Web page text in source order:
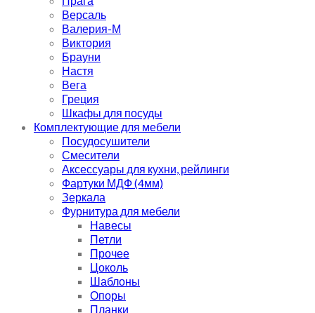
Версаль
Валерия-М
Виктория
Брауни
Настя
Вега
Греция
Шкафы для посуды
Комплектующие для мебели
Посудосушители
Смесители
Аксессуары для кухни, рейлинги
Фартуки МДФ (4мм)
Зеркала
Фурнитура для мебели
Навесы
Петли
Прочее
Цоколь
Шаблоны
Опоры
Планки